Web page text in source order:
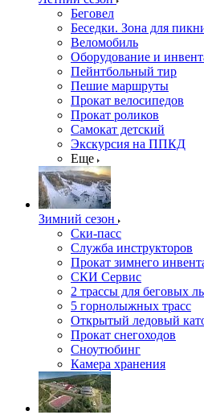
Беговел
Беседки. Зона для
Веломобиль
Оборудование и
Пейнтбольный тир
Пешие маршруты
Прокат велосипедов
Прокат роликов
Самокат детский
Экскурсия на ППКД
Еще
Зимний сезон
Ски-пасс
Служба инструкторов
Прокат зимнего
СКИ Сервис
2 трассы для беговых
5 горнолыжных трасс
Открытый ледовый
Прокат снегоходов
Сноутюбинг
Камера хранения